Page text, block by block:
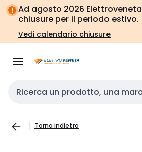
Vai alla
navigazione
Vai
alla
pagina
Ad agosto 2026
chiusure per il periodo estivo.
Vedi calendario chiusure
Cerca input
Torna indietro